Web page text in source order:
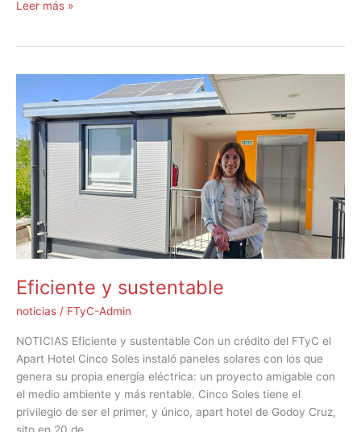
Leer más »
Eficiente y sustentable
noticias / FTyC-Admin
NOTICIAS Eficiente y sustentable Con un crédito del FTyC el
Apart Hotel Cinco Soles instaló paneles solares con los que
genera su propia energía eléctrica: un proyecto amigable con
el medio ambiente y más rentable. Cinco Soles tiene el
privilegio de ser el primer, y único, apart hotel de Godoy Cruz,
sustentable